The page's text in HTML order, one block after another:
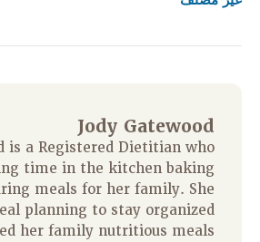
Jody Gatewood
is a Registered Dietitian who
time in the kitchen baking
meals for her family. She
planning to stay organized
her family nutritious meals.